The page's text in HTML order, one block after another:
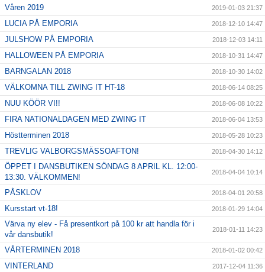
Våren 2019 2019-01-03 21:37
LUCIA PÅ EMPORIA 2018-12-10 14:47
JULSHOW PÅ EMPORIA 2018-12-03 14:11
HALLOWEEN PÅ EMPORIA 2018-10-31 14:47
BARNGALAN 2018 2018-10-30 14:02
VÄLKOMNA TILL ZWING IT HT-18 2018-06-14 08:25
NUU KÖÖR VI!! 2018-06-08 10:22
FIRA NATIONALDAGEN MED ZWING IT 2018-06-04 13:53
Höstterminen 2018 2018-05-28 10:23
TREVLIG VALBORGSMÄSSOAFTON! 2018-04-30 14:12
ÖPPET I DANSBUTIKEN SÖNDAG 8 APRIL KL. 12:00-
13:30. VÄLKOMMEN!
2018-04-04 10:14
PÅSKLOV 2018-04-01 20:58
Kursstart vt-18! 2018-01-29 14:04
Värva ny elev - Få presentkort på 100 kr att handla för i
vår dansbutik!
2018-01-11 14:23
VÅRTERMINEN 2018 2018-01-02 00:42
VINTERLAND 2017-12-04 11:36